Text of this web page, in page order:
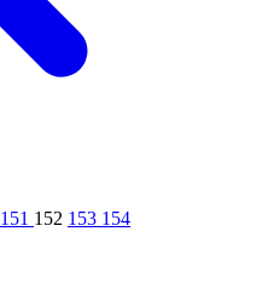
151 152 153 154